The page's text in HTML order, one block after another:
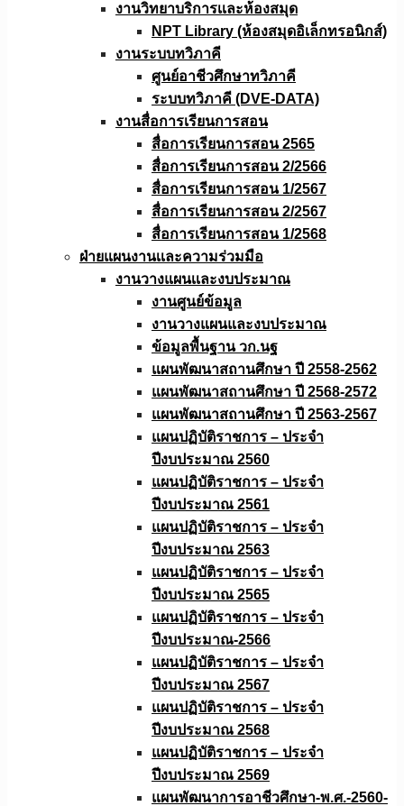
งานวิทยาบริการเเละห้องสมุด
NPT Library (ห้องสมุดอิเล็กทรอนิกส์)
งานระบบทวิภาคี
ศูนย์อาชีวศึกษาทวิภาคี
ระบบทวิภาคี (DVE-DATA)
งานสื่อการเรียนการสอน
สื่อการเรียนการสอน 2565
สื่อการเรียนการสอน 2/2566
สื่อการเรียนการสอน 1/2567
สื่อการเรียนการสอน 2/2567
สื่อการเรียนการสอน 1/2568
ฝ่ายแผนงานเเละความร่วมมือ
งานวางแผนเเละงบประมาณ
งานศูนย์ข้อมูล
งานวางแผนและงบประมาณ
ข้อมูลพื้นฐาน วก.นฐ
แผนพัฒนาสถานศึกษา ปี 2558-2562
แผนพัฒนาสถานศึกษา ปี 2568-2572
แผนพัฒนาสถานศึกษา ปี 2563-2567
แผนปฏิบัติราชการ – ประจำ
ปีงบประมาณ 2560
แผนปฏิบัติราชการ – ประจำ
ปีงบประมาณ 2561
แผนปฏิบัติราชการ – ประจำ
ปีงบประมาณ 2563
แผนปฏิบัติราชการ – ประจำ
ปีงบประมาณ 2565
แผนปฏิบัติราชการ – ประจำ
ปีงบประมาณ-2566
แผนปฏิบัติราชการ – ประจำ
ปีงบประมาณ 2567
แผนปฏิบัติราชการ – ประจำ
ปีงบประมาณ 2568
แผนปฏิบัติราชการ – ประจำ
ปีงบประมาณ 2569
แผนพัฒนาการอาชีวศึกษา-พ.ศ.-2560-